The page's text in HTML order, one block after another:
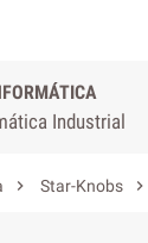
Industrial
 Star-Knobs 